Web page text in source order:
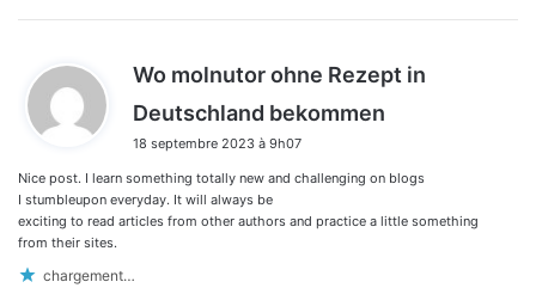
Wo molnutor ohne Rezept in
Deutschland bekommen
18 septembre 2023 à 9h07
Nice post. I learn something totally new and challenging on blogs
I stumbleupon everyday. It will always be
exciting to read articles from other authors and practice a little something
from their sites.
chargement…